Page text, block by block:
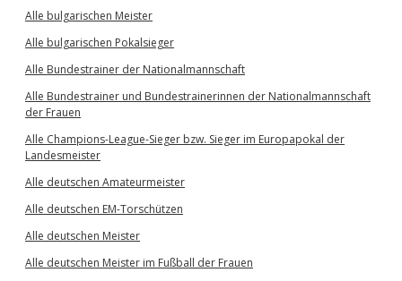
Alle bulgarischen Meister
Alle bulgarischen Pokalsieger
Alle Bundestrainer der Nationalmannschaft
Alle Bundestrainer und Bundestrainerinnen der Nationalmannschaft
der Frauen
Alle Champions-League-Sieger bzw. Sieger im Europapokal der
Landesmeister
Alle deutschen Amateurmeister
Alle deutschen EM-Torschützen
Alle deutschen Meister
Alle deutschen Meister im Fußball der Frauen